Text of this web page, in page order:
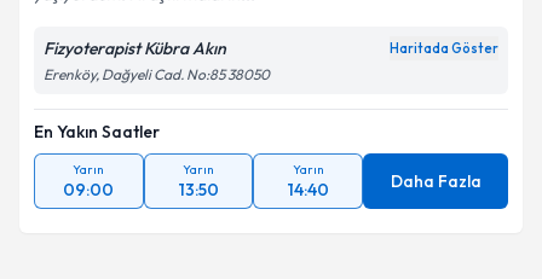
Fizyoterapist Kübra Akın Haritada Göster
Erenköy, Dağyeli Cad. No:85 38050
En Yakın Saatler
Yarın
09:00
Yarın
13:50
Yarın
14:40 Daha Fazla